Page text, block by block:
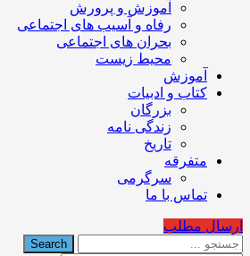
آموزش و پرورش
رفاه و آسیب های اجتماعی
بحران های اجتماعی
محیط زیست
آموزش
کتاب و ادبیات
بزرگان
زندگی نامه
تاریخ
متفرقه
سرگرمی
تماس با ما
ارسال مطلب